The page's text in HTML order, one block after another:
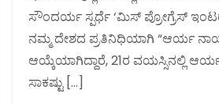
ಸೌಂದರ್ಯ ಸ್ಪರ್ಧೆ ‘ಮಿಸ್ ಪ್ರೋಗ್ರೆಸ್
ನಮ್ಮ ದೇಶದ ಪ್ರತಿನಿಧಿಯಾಗಿ “ಆರ್ಯ
ಆಯ್ಕೆಯಾಗಿದ್ದಾರೆ, 21ರ ವಯಸ್ಸಿನಲ್ಲಿ
ಸಾಕಷ್ಟು […]